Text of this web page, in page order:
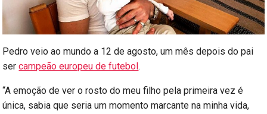
Pedro veio ao mundo a 12 de agosto, um mês depois do pai
sercampeão europeu de futebol.
“A emoção de ver o rosto do meu filho pela primeira vez é
única, sabia que seria um momento marcante na minha vida,